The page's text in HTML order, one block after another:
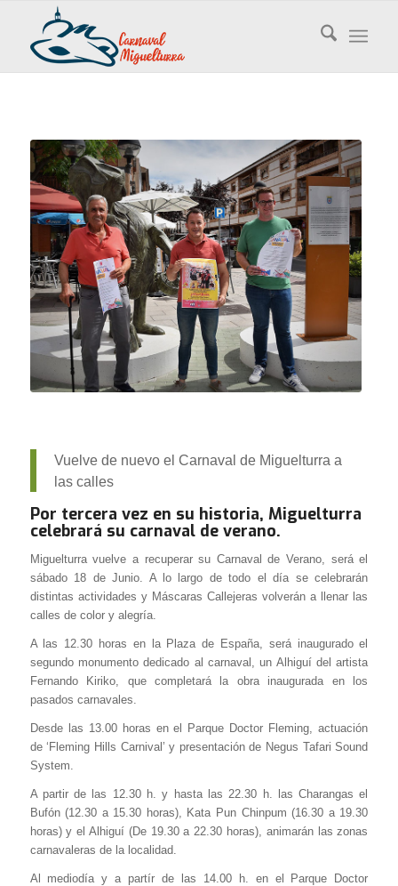
Vuelve de nuevo el Carnaval de Miguelturra a
las calles
Por tercera vez en su historia, Miguelturra
celebrará su carnaval de verano.
Miguelturra vuelve a recuperar su Carnaval de Verano, será el
sábado 18 de Junio. A lo largo de todo el día se celebrarán
distintas actividades y Máscaras Callejeras volverán a llenar las
calles de color y alegría.
A las 12.30 horas en la Plaza de España, será inaugurado el
segundo monumento dedicado al carnaval, un Alhiguí del artista
Fernando Kiriko, que completará la obra inaugurada en los
pasados carnavales.
Desde las 13.00 horas en el Parque Doctor Fleming, actuación
de ‘Fleming Hills Carnival’ y presentación de Negus Tafari Sound
System.
A partir de las 12.30 h. y hasta las 22.30 h. las Charangas el
Bufón (12.30 a 15.30 horas), Kata Pun Chinpum (16.30 a 19.30
horas) y el Alhiguí (De 19.30 a 22.30 horas), animarán las zonas
carnavaleras de la localidad.
Al mediodía y a partír de las 14.00 h. en el Parque Doctor